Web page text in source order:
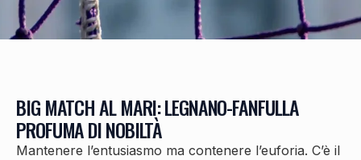
BIG MATCH AL MARI: LEGNANO-FANFULLA
PROFUMA DI NOBILTÀ
Mantenere l’entusiasmo ma contenere l’euforia. C’è il